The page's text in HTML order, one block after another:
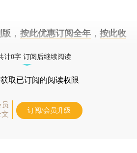
， 按此优惠订阅全年， 按此收
计0字 订阅后继续阅读
取已订阅的阅读权限
订阅/会员升级